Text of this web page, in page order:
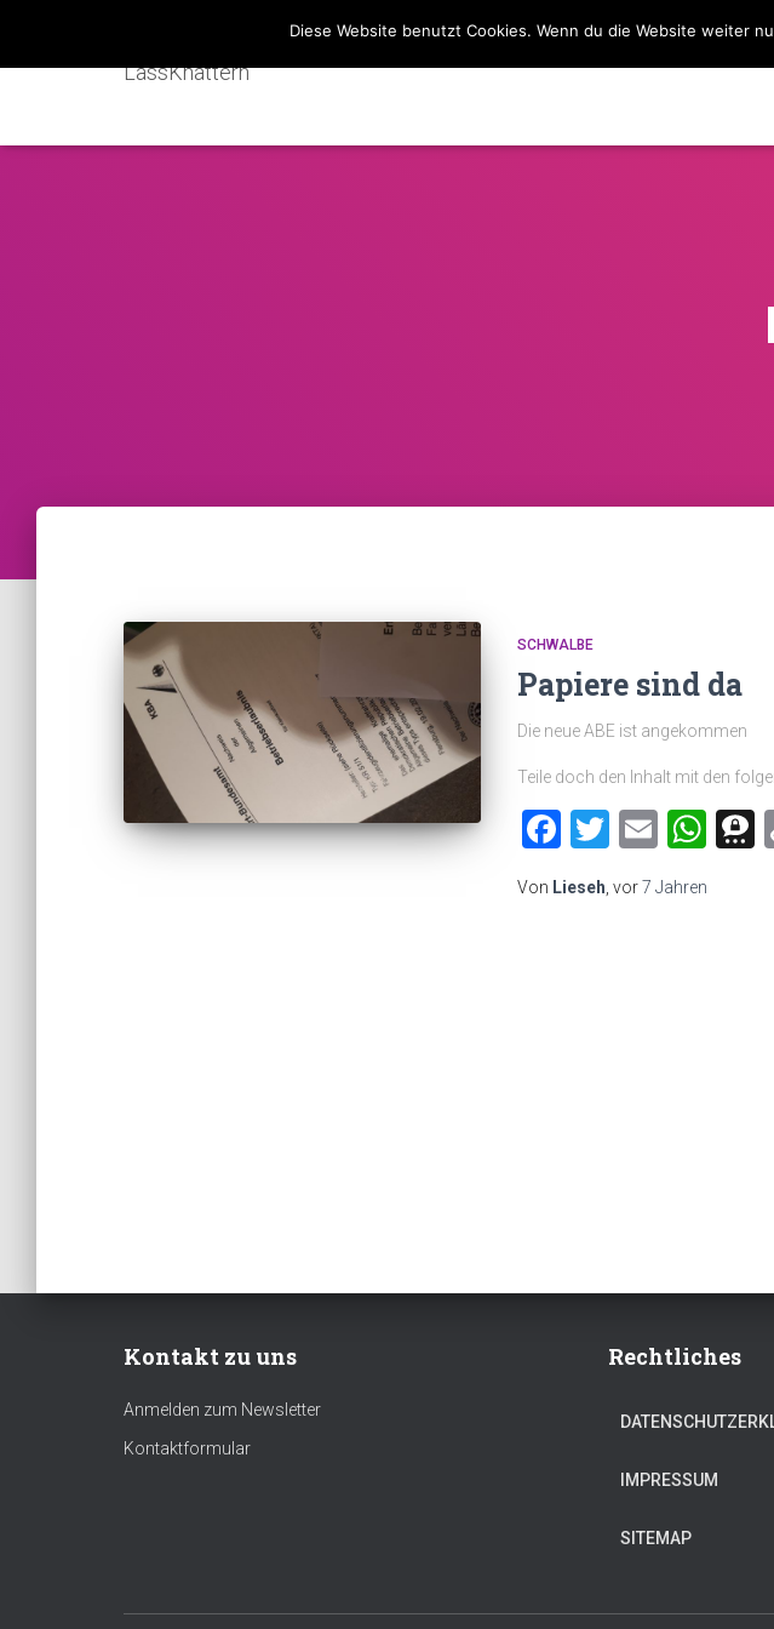
LassKnattern
SIMSONBLOG „LASS
SCHWALBE
Papiere sind da
Die neue ABE ist angekommen
Teile doch den Inhalt mit den
Facebook
Twitter
Email
Von Lieseh , vor7 Jahren
Kontakt zu uns
Anmelden zum Newsletter
Kontaktformular
Rechtliches
IMPRESSUM
SITEMAP
Diese Website benutzt Cookies. Wenn du die Website weiter